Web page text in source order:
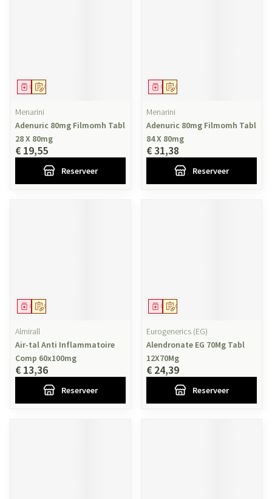
Op voorschrift
Geneesmiddel
Menarini
Adenuric 80mg Filmomh Tabl
28 X 80mg
€ 19,55
Reserveer
Op voorschrift
Geneesmiddel
Menarini
Adenuric 80mg Filmomh Tabl
84 X 80mg
€ 31,38
Reserveer
Op voorschrift
Geneesmiddel
Almirall
Air-tal Anti Inflammatoire
Comp 60x100mg
€ 13,36
Reserveer
Op voorschrift
Geneesmiddel
Eurogenerics (EG)
Alendronate EG 70Mg Tabl
12X70Mg
€ 24,39
Reserveer